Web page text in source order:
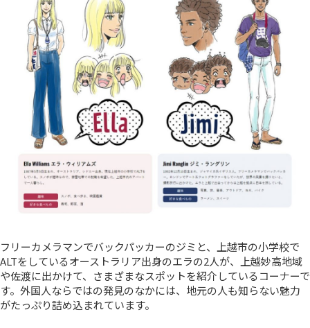
フリーカメラマンでバックパッカーのジミと、上越市の小学校で
ALTをしているオーストラリア出身のエラの2人が、上越妙高地域
や佐渡に出かけて、さまざまなスポットを紹介しているコーナーで
す。外国人ならではの発見のなかには、地元の人も知らない魅力
がたっぷり詰め込まれています。